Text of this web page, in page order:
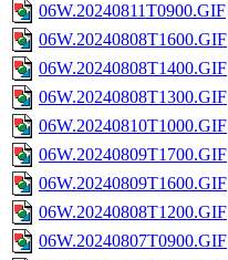
06W.20240811T0900.GIF
06W.20240808T1600.GIF
06W.20240808T1400.GIF
06W.20240808T1300.GIF
06W.20240810T1000.GIF
06W.20240809T1700.GIF
06W.20240809T1600.GIF
06W.20240808T1200.GIF
06W.20240807T0900.GIF